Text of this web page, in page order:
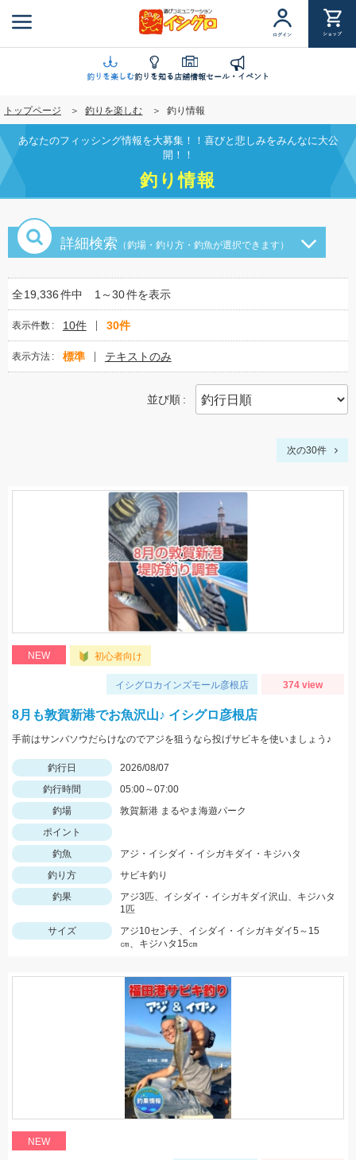
ン
に
移
動
ログイン ショップ
釣りを楽しむ釣りを知る店舗情報セール・イベント
トップページ 釣りを楽しむ 釣り情報
あなたのフィッシング情報を大募集！！喜びと悲しみをみんなに大公
開！！
釣り情報
詳細検索 （釣場・釣り方・釣魚が選択できます）
全19,336件中 1～30件を表示
表示件数 10件 30件
表示方法 標準 テキストのみ
並び順
次の30件
NEW 初心者向け
イシグロカインズモール彦根店 374 view
8月も敦賀新港でお魚沢山♪ イシグロ彦根店
手前はサンバソウだらけなのでアジを狙うなら投げサビキを使いましょう♪
釣行日
2026/08/07
釣行時間
05:00～07:00
釣場
敦賀新港 まるやま海遊パーク
ポイント
釣魚
アジ・イシダイ・イシガキダイ・キジハタ
釣り方
サビキ釣り
釣果
アジ3匹、イシダイ・イシガキダイ沢山、キジハタ
1匹
サイズ
アジ10センチ、イシダイ・イシガキダイ5～15
㎝、キジハタ15㎝
NEW